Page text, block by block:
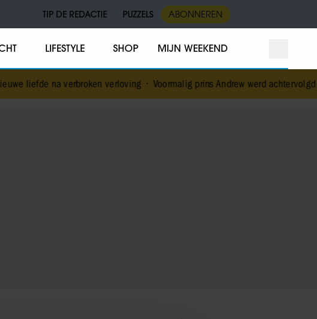
TIP DE REDACTIE PUZZELS ABONNEREN
LIFESTYLE SHOP MIJN WEEKEND
liefde na verbroken verloving•Voormalig prins Andrew werd achtervolgd